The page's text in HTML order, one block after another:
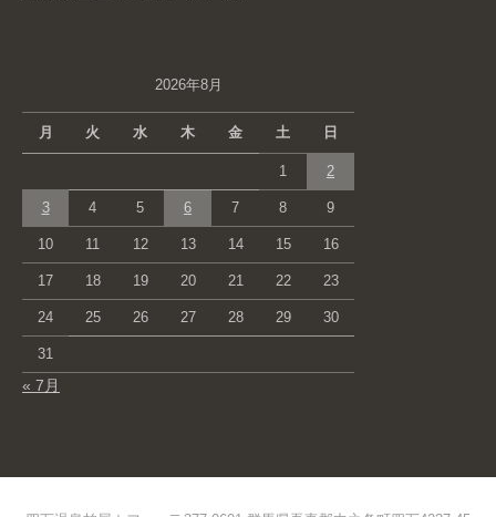
2026年8月
月 火 水 木 金 土 日
1 2
3 4 5 6 7 8 9
10 11 12 13 14 15 16
17 18 19 20 21 22 23
24 25 26 27 28 29 30
31
« 7月